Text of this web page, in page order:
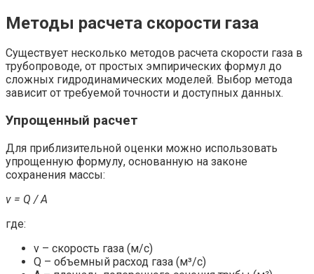
Методы расчета скорости газа
Существует несколько методов расчета скорости газа в
трубопроводе, от простых эмпирических формул до
сложных гидродинамических моделей. Выбор метода
зависит от требуемой точности и доступных данных.
Упрощенный расчет
Для приблизительной оценки можно использовать
упрощенную формулу, основанную на законе
сохранения массы:
v = Q / A
где:
v – скорость газа (м/с)
Q – объемный расход газа (м³/с)